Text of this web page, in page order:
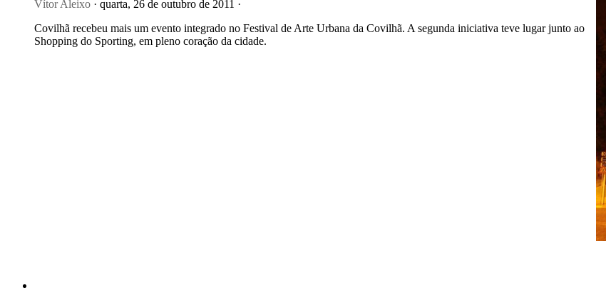
Vítor Aleixo · quarta, 26 de outubro de 2011 ·
Covilhã recebeu mais um evento integrado no Festival de Arte Urbana da Covilhã. A segunda iniciativa teve lugar junto ao
Shopping do Sporting, em pleno coração da cidade.